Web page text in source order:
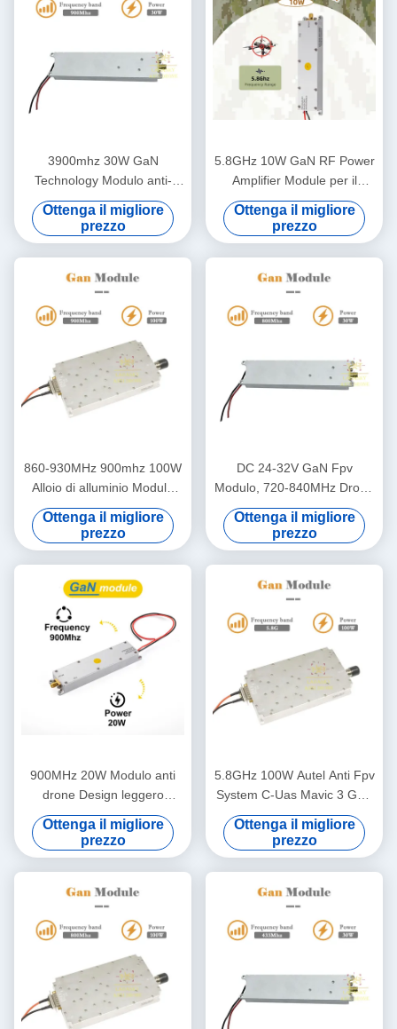
3900mhz 30W GaN
Technology Modulo anti-
drone 900MHZ Modulo RF
anti-Fpv 24-32V
Ottenga il migliore
prezzo
5.8GHz 10W GaN RF Power
Amplifier Module per il
rilevamento di droni
Ottenga il migliore
prezzo
860-930MHz 900mhz 100W
Alloio di alluminio Modulo
anti drone Modulo
amplificatore di potenza RF
anti UAV
Ottenga il migliore
prezzo
DC 24-32V GaN Fpv
Modulo, 720-840MHz Drone
Defense Module
Ottenga il migliore
prezzo
900MHz 20W Modulo anti
drone Design leggero
Amplificazione RF per la
difesa dei droni
Ottenga il migliore
prezzo
5.8GHz 100W Autel Anti Fpv
System C-Uas Mavic 3 GaN
RF Power Amplifier Modulo
di posizione anti drone anti
dji anti autel anti UAV
Ottenga il migliore
prezzo